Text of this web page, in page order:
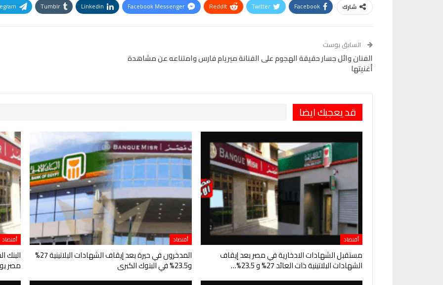
شارك Facebook
Twitter
ReddIt
Facebook Messenger
Linkedin
Tumblr
السابق بوست
الفنان وائل جسار حقيقة الهجوم على الفنانة ميريام فارس وامتناعه عن مشاهدة
أغنيتها
قد يعجبك ايضا
أقتصاد
مستقبل الشهادات الادخارية في مصر بعد إيقاف
الشهادات البلاتينية ذات العائد 27% و 23.5%…
أقتصاد
المدخرون في حيرة بعد إيقاف الشهادات البلاتينية 27%
و23.5% في البنوك الكبرى
أقتصاد
البنك
مصر